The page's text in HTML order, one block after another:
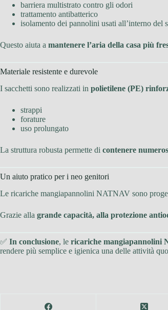
barriera multistrato contro gli odori
trattamento antibatterico
isolamento dei pannolini usati all’interno del
Questo aiuta a mantenere l’aria della casa più
Materiale resistente e durevole
I sacchetti sono realizzati in polietilene (PE)
strappi
forature
uso prolungato
La struttura robusta permette di contenere
Un aiuto pratico per i neo genitori
Le ricariche mangiapannolini NATNAV sono
Grazie alla grande capacità, alla protezione
✅ In conclusione, le ricariche mangiapannolini
rendere più semplice e igienica una delle attività